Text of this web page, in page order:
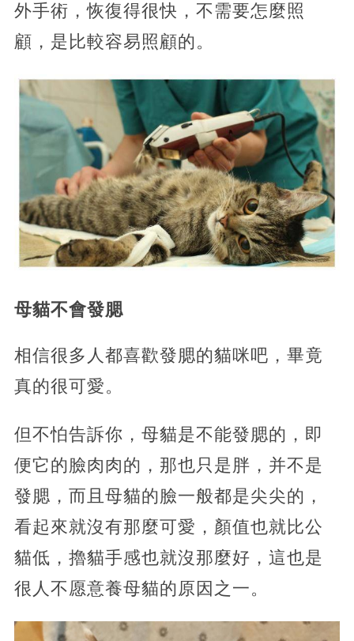
外手術，恢復得很快，不需要怎麼照
顧，是比較容易照顧的。
母貓不會發腮
相信很多人都喜歡發腮的貓咪吧，畢竟
真的很可愛。
但不怕告訴你，母貓是不能發腮的，即
便它的臉肉肉的，那也只是胖，并不是
發腮，而且母貓的臉一般都是尖尖的，
看起來就沒有那麼可愛，顏值也就比公
貓低，擼貓手感也就沒那麼好，這也是
很人不愿意養母貓的原因之一。